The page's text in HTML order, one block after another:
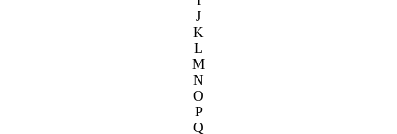
J
K
L
M
N
O
P
Q